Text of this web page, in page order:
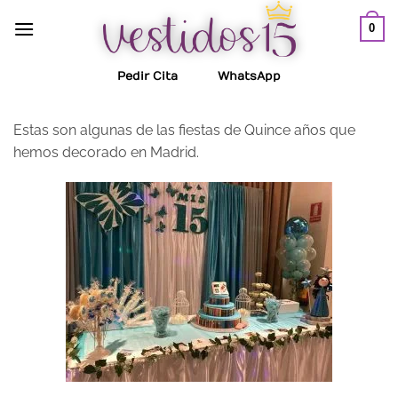
0
Pedir Cita WhatsApp
Estas son algunas de las fiestas de Quince años que
hemos decorado en Madrid.